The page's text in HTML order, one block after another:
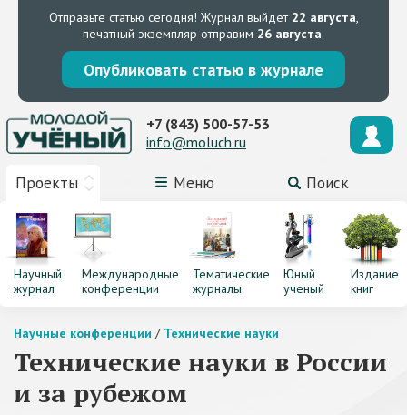
Отправьте статью сегодня! Журнал выйдет 22 августа,
печатный экземпляр отправим 26 августа.
Опубликовать статью в журнале
Проекты Меню Поиск
+7 (843) 500-57-53
info@moluch.ru
Научный
журнал
Международные
конференции
Тематические
журналы
Юный
ученый
Издание
книг
Научные конференции / Технические науки
Технические науки в России
и за рубежом